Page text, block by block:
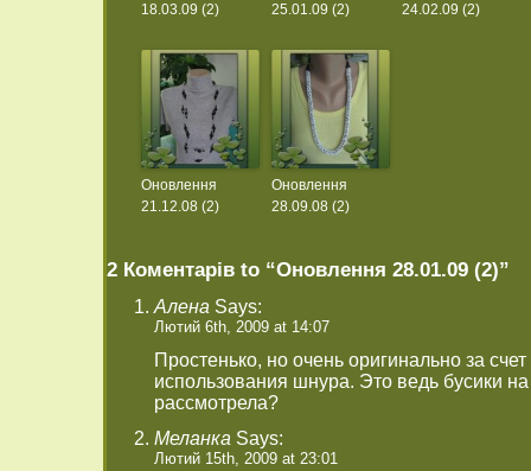
18.03.09 (2)
25.01.09 (2)
24.02.09 (2)
Оновлення
21.12.08 (2)
Оновлення
28.09.08 (2)
2 Коментарів to “Оновлення 28.01.09 (2)”
Алена Says:
Лютий 6th, 2009 at 14:07
Простенько, но очень оригинально за счет
использования шнура. Это ведь бусики
рассмотрела?
Меланка Says:
Лютий 15th, 2009 at 23:01